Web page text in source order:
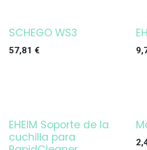
SCHEGO WS3
57,81 €
¡OFERTA!
EHEIM Soporte de la
cuchilla para